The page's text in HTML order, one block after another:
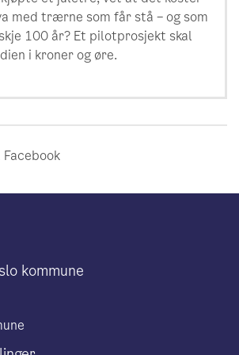
med trærne som får stå – og som
100 år? Et pilotprosjekt skal
i kroner og øre.
Facebook
kommune